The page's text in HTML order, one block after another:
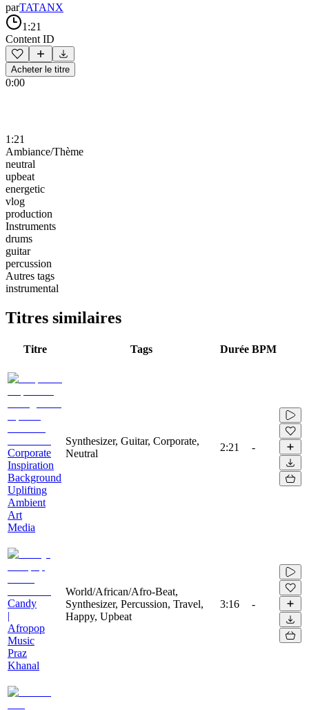
parTATANX
1:21
Content ID
Acheter le titre
0:00
1:21
Ambiance/Thème
neutral
upbeat
energetic
vlog
production
Instruments
drums
guitar
percussion
Autres tags
instrumental
Titres similaires
Titre Tags Durée BPM
Corporate
Inspiration
Background
Uplifting
Ambient
Art
Media
Synthesizer, Guitar, Corporate,
Neutral
2:21 -
Candy
|
Afropop
Music
Praz
Khanal
World/African/Afro-Beat,
Synthesizer, Percussion, Travel,
Happy, Upbeat
3:16 -